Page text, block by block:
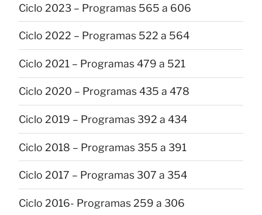
Ciclo 2023 – Programas 565 a 606
Ciclo 2022 – Programas 522 a 564
Ciclo 2021 – Programas 479 a 521
Ciclo 2020 – Programas 435 a 478
Ciclo 2019 – Programas 392 a 434
Ciclo 2018 – Programas 355 a 391
Ciclo 2017 – Programas 307 a 354
Ciclo 2016- Programas 259 a 306